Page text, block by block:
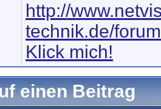
http://
technik.de/
Klick mich!
einen Beitrag